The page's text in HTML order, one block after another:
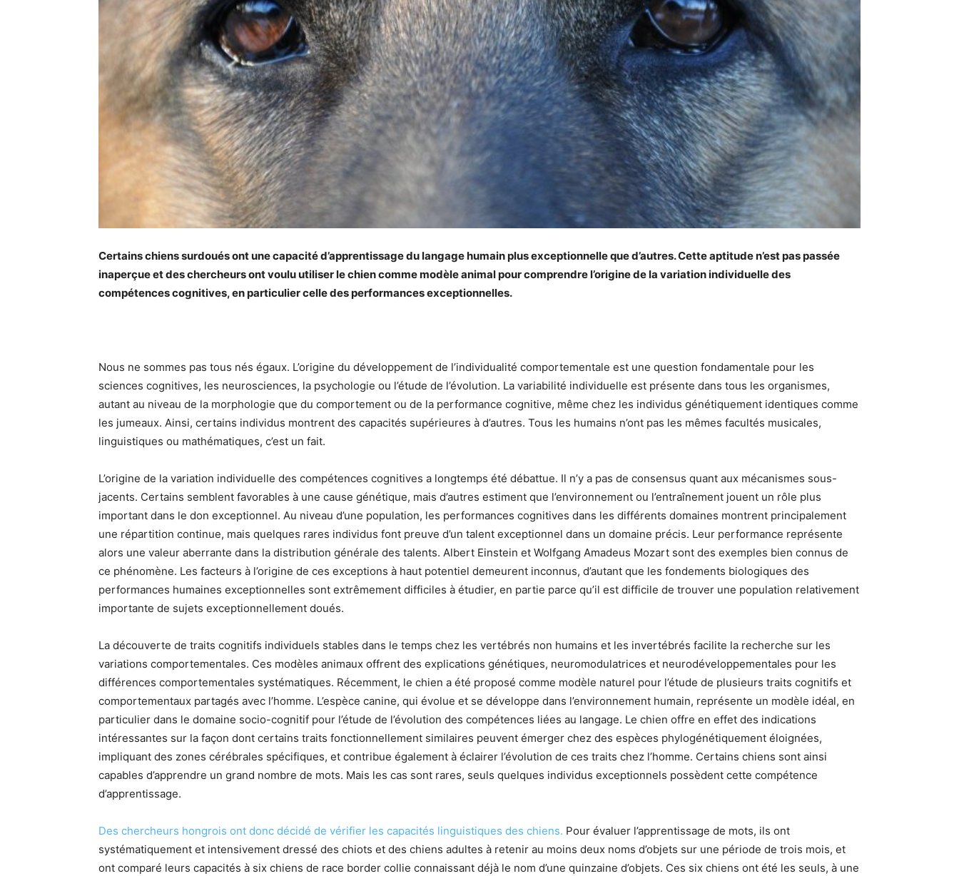
Certains chiens surdoués ont une capacité d’apprentissage du langage humain plus exceptionnelle que d’autres. Cette aptitude n’est pas passée
inaperçue et des chercheurs ont voulu utiliser le chien comme modèle animal pour comprendre l’origine de la variation individuelle des
compétences cognitives, en particulier celle des performances exceptionnelles.
Nous ne sommes pas tous nés égaux. L’origine du développement de l’individualité comportementale est une question fondamentale pour les
sciences cognitives, les neurosciences, la psychologie ou l’étude de l’évolution. La variabilité individuelle est présente dans tous les organismes,
autant au niveau de la morphologie que du comportement ou de la performance cognitive, même chez les individus génétiquement identiques comme
les jumeaux. Ainsi, certains individus montrent des capacités supérieures à d’autres. Tous les humains n’ont pas les mêmes facultés musicales,
linguistiques ou mathématiques, c’est un fait.
L’origine de la variation individuelle des compétences cognitives a longtemps été débattue. Il n’y a pas de consensus quant aux mécanismes sous-
jacents. Certains semblent favorables à une cause génétique, mais d’autres estiment que l’environnement ou l’entraînement jouent un rôle plus
important dans le don exceptionnel. Au niveau d’une population, les performances cognitives dans les différents domaines montrent principalement
une répartition continue, mais quelques rares individus font preuve d’un talent exceptionnel dans un domaine précis. Leur performance représente
alors une valeur aberrante dans la distribution générale des talents. Albert Einstein et Wolfgang Amadeus Mozart sont des exemples bien connus de
ce phénomène. Les facteurs à l’origine de ces exceptions à haut potentiel demeurent inconnus, d’autant que les fondements biologiques des
performances humaines exceptionnelles sont extrêmement difficiles à étudier, en partie parce qu’il est difficile de trouver une population relativement
importante de sujets exceptionnellement doués.
La découverte de traits cognitifs individuels stables dans le temps chez les vertébrés non humains et les invertébrés facilite la recherche sur les
variations comportementales. Ces modèles animaux offrent des explications génétiques, neuromodulatrices et neurodéveloppementales pour les
différences comportementales systématiques. Récemment, le chien a été proposé comme modèle naturel pour l’étude de plusieurs traits cognitifs et
comportementaux partagés avec l’homme. L’espèce canine, qui évolue et se développe dans l’environnement humain, représente un modèle idéal, en
particulier dans le domaine socio-cognitif pour l’étude de l’évolution des compétences liées au langage. Le chien offre en effet des indications
intéressantes sur la façon dont certains traits fonctionnellement similaires peuvent émerger chez des espèces phylogénétiquement éloignées,
impliquant des zones cérébrales spécifiques, et contribue également à éclairer l’évolution de ces traits chez l’homme. Certains chiens sont ainsi
capables d’apprendre un grand nombre de mots. Mais les cas sont rares, seuls quelques individus exceptionnels possèdent cette compétence
d’apprentissage.
Des chercheurs hongrois ont donc décidé de vérifier les capacités linguistiques des chiens. Pour évaluer l’apprentissage de mots, ils ont
systématiquement et intensivement dressé des chiots et des chiens adultes à retenir au moins deux noms d’objets sur une période de trois mois, et
ont comparé leurs capacités à six chiens de race border collie connaissant déjà le nom d’une quinzaine d’objets. Ces six chiens ont été les seuls, à une